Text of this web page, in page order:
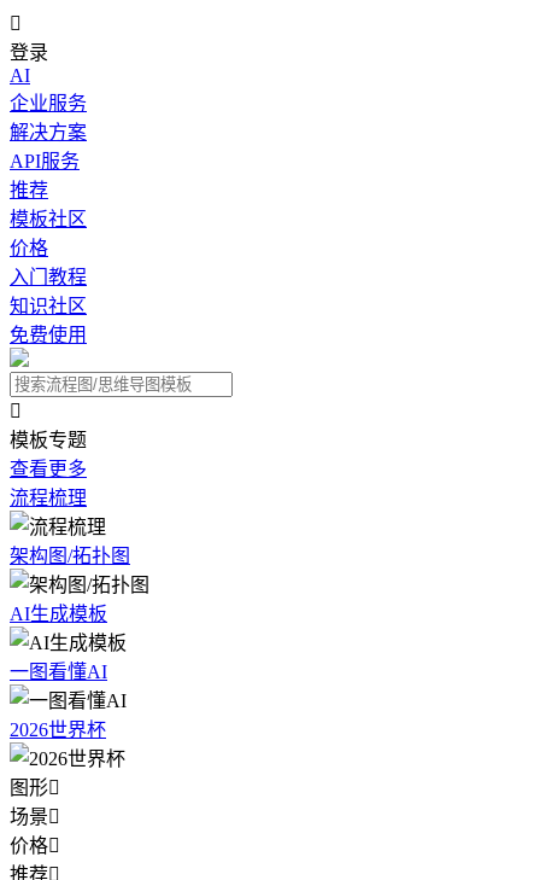

登录
AI
企业服务
解决方案
API服务
推荐
模板社区
价格
入门教程
知识社区
免费使用

模板专题
查看更多
流程梳理
架构图/拓扑图
AI生成模板
一图看懂AI
2026世界杯
图形
场景
价格
推荐